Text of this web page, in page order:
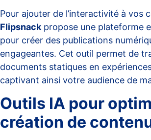
Pour ajouter de l’interactivité à vos
Flipsnackpropose une plateforme
pour créer des publications
engageantes. Cet outil permet de
documents statiques en
captivant ainsi votre audience de
Outils IA pour
création de